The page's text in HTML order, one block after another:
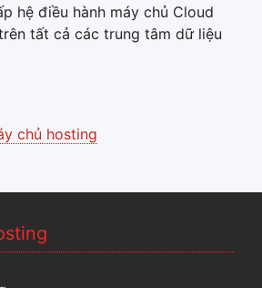
hệ điều hành máy chủ Cloud
tất cả các trung tâm dữ liệu
chủ hosting